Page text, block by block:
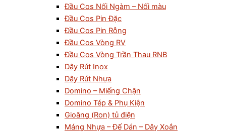
Đầu Cos Nối Ngàm – Nối màu
Đầu Cos Pin Đặc
Đầu Cos Pin Rỗng
Đầu Cos Vòng RV
Đầu Cos Vòng Trần Thau RNB
Dây Rút Inox
Dây Rút Nhựa
Domino – Miếng Chặn
Domino Tép & Phụ Kiện
Gioăng (Ron) tủ điện
Máng Nhựa – Đế Dán – Dây Xoắn